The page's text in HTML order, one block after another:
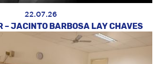
22.07.26
– JACINTO BARBOSA LAY CHAVES